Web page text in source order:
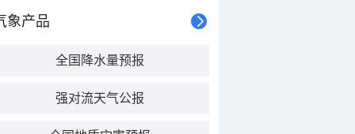
象产品
全国降水量预报
强对流天气公报